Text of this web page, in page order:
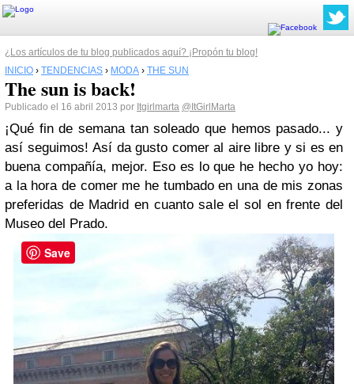
¿Los artículos de tu blog publicados aquí? ¡Propón tu blog!
INICIO › TENDENCIAS › MODA › THE SUN
The sun is back!
Publicado el 16 abril 2013 por Itgirlmarta @ItGirlMarta
¡Qué fin de semana tan soleado que hemos pasado... y
así seguimos! Así da gusto comer al aire libre y si es en
buena compañía, mejor. Eso es lo que he hecho yo hoy:
a la hora de comer me he tumbado en una de mis zonas
preferidas de Madrid en cuanto sale el sol en frente del
Museo del Prado.
Save